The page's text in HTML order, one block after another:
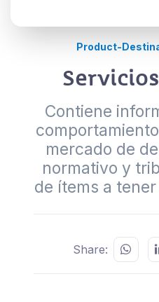
Product-
Contiene
mercado de
normativo y
de ítems a
Share: